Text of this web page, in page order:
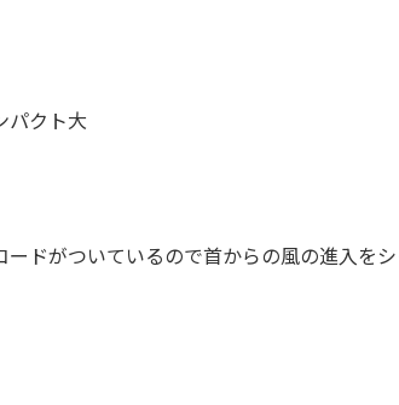
パクト大
ドがついているので首からの風の進入を